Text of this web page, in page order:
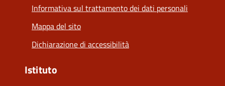
Informativa sul trattamento dei dati personali
Mappa del sito
Dichiarazione di accessibilità
Istituto